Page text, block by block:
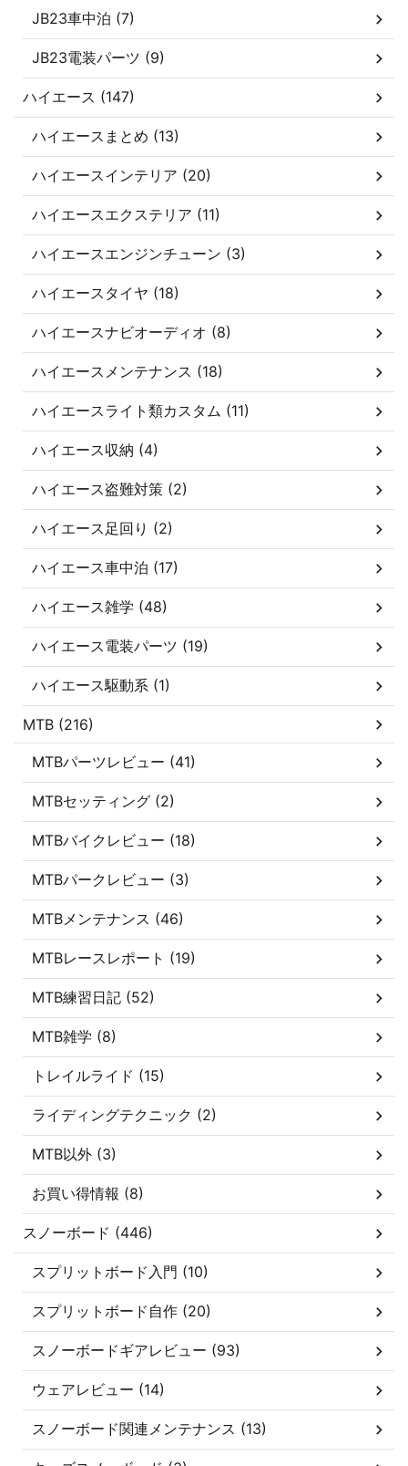
JB23車中泊 (7)
JB23電装パーツ (9)
ハイエース (147)
ハイエースまとめ (13)
ハイエースインテリア (20)
ハイエースエクステリア (11)
ハイエースエンジンチューン (3)
ハイエースタイヤ (18)
ハイエースナビオーディオ (8)
ハイエースメンテナンス (18)
ハイエースライト類カスタム (11)
ハイエース収納 (4)
ハイエース盗難対策 (2)
ハイエース足回り (2)
ハイエース車中泊 (17)
ハイエース雑学 (48)
ハイエース電装パーツ (19)
ハイエース駆動系 (1)
MTB (216)
MTBパーツレビュー (41)
MTBセッティング (2)
MTBバイクレビュー (18)
MTBパークレビュー (3)
MTBメンテナンス (46)
MTBレースレポート (19)
MTB練習日記 (52)
MTB雑学 (8)
トレイルライド (15)
ライディングテクニック (2)
MTB以外 (3)
お買い得情報 (8)
スノーボード (446)
スプリットボード入門 (10)
スプリットボード自作 (20)
スノーボードギアレビュー (93)
ウェアレビュー (14)
スノーボード関連メンテナンス (13)